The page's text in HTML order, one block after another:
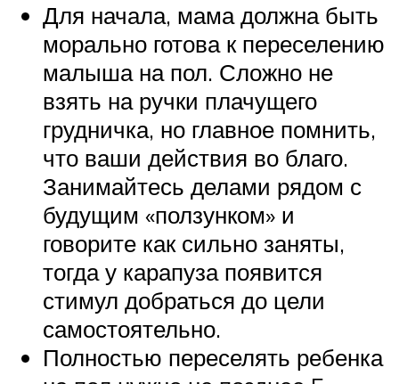
Для начала, мама должна быть
морально готова к переселению
малыша на пол. Сложно не
взять на ручки плачущего
грудничка, но главное помнить,
что ваши действия во благо.
Занимайтесь делами рядом с
будущим «ползунком» и
говорите как сильно заняты,
тогда у карапуза появится
стимул добраться до цели
самостоятельно.
Полностью переселять ребенка